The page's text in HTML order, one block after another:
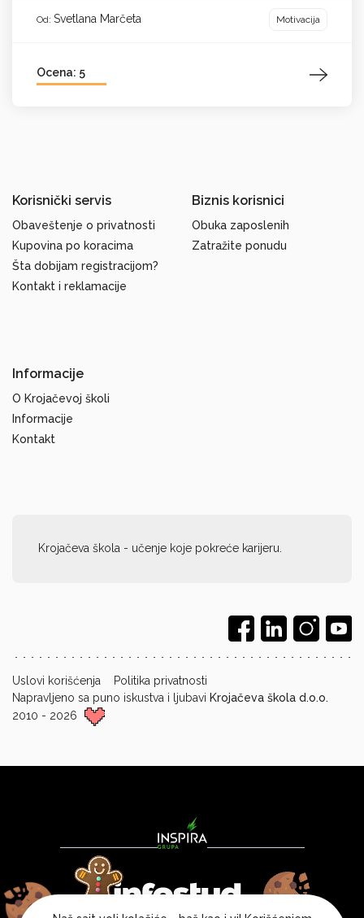
Od: Svetlana Marčeta Motivacija
Ocena: 5
Korisnički servis
Obaveštenje o privatnosti
Kupovina po koracima
Šta dobijam registracijom?
Kontakt i reklamacije
Biznis korisnici
Obuka zaposlenih
Zatražite ponudu
Informacije
O Krojačevoj školi
Informacije
Kontakt
Krojačeva škola - učenje koje pokreće karijeru.
Uslovi korišćenja
Politika privatnosti
Napravljeno sa puno iskustva i ljubavi Krojačeva škola d.o.o.
2010 - 2026